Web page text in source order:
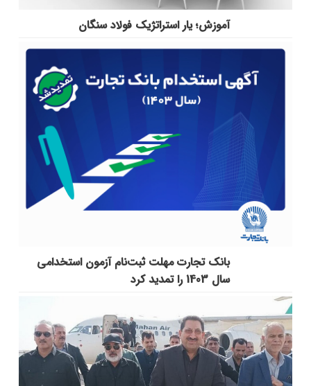
آموزش؛ یار استراتژیک فولاد سنگان
بانک تجارت مهلت ثبت‌نام آزمون استخدامی
سال 1403 را تمدید کرد